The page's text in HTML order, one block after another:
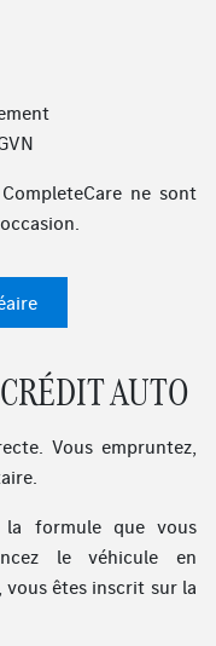
ne sont
AUTO
Vous empruntez,
formule que vous
le véhicule en
êtes inscrit sur la